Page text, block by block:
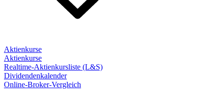
Aktienkurse
Aktienkurse
Realtime-Aktienkursliste (L&S)
Dividendenkalender
Online-Broker-Vergleich